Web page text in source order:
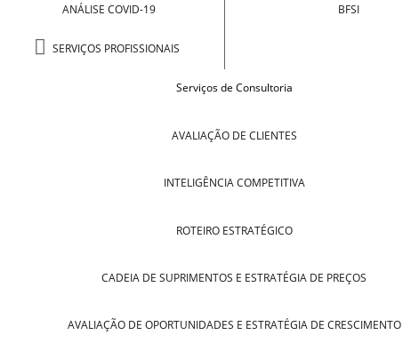
ANÁLISE COVID-19
SERVIÇOS PROFISSIONAIS
BFSI
Serviços de Consultoria
AVALIAÇÃO DE CLIENTES
INTELIGÊNCIA COMPETITIVA
ROTEIRO ESTRATÉGICO
CADEIA DE SUPRIMENTOS E ESTRATÉGIA DE PREÇOS
AVALIAÇÃO DE OPORTUNIDADES E ESTRATÉGIA DE CRESCIMENTO